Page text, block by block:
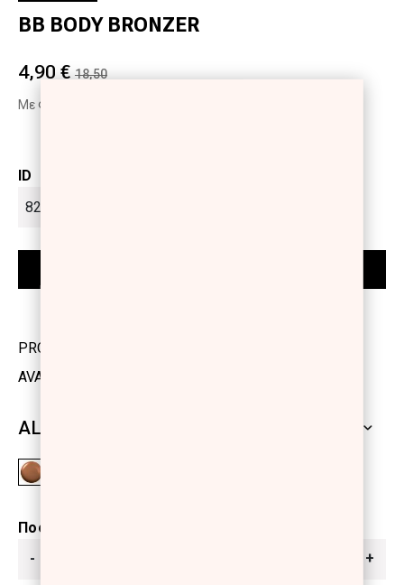
BB BODY BRONZER
4,90 €18,50
Με Φ.Π.Α
ID
PRODUCT CODE: 1197502
AVAILABILITY: IN STOCK
ALL SHADES
Ποσότητα
-
+